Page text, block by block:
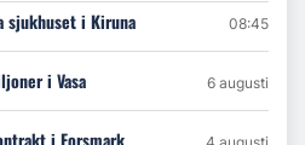
sjukhuset i Kiruna 08:45
i Vasa 6 augusti
i Forsmark